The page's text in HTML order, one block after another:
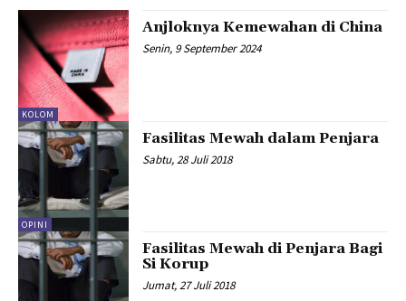
KOLOM
Anjloknya Kemewahan di China
Senin, 9 September 2024
OPINI
Fasilitas Mewah dalam Penjara
Sabtu, 28 Juli 2018
Fasilitas Mewah di Penjara Bagi
Si Korup
Jumat, 27 Juli 2018